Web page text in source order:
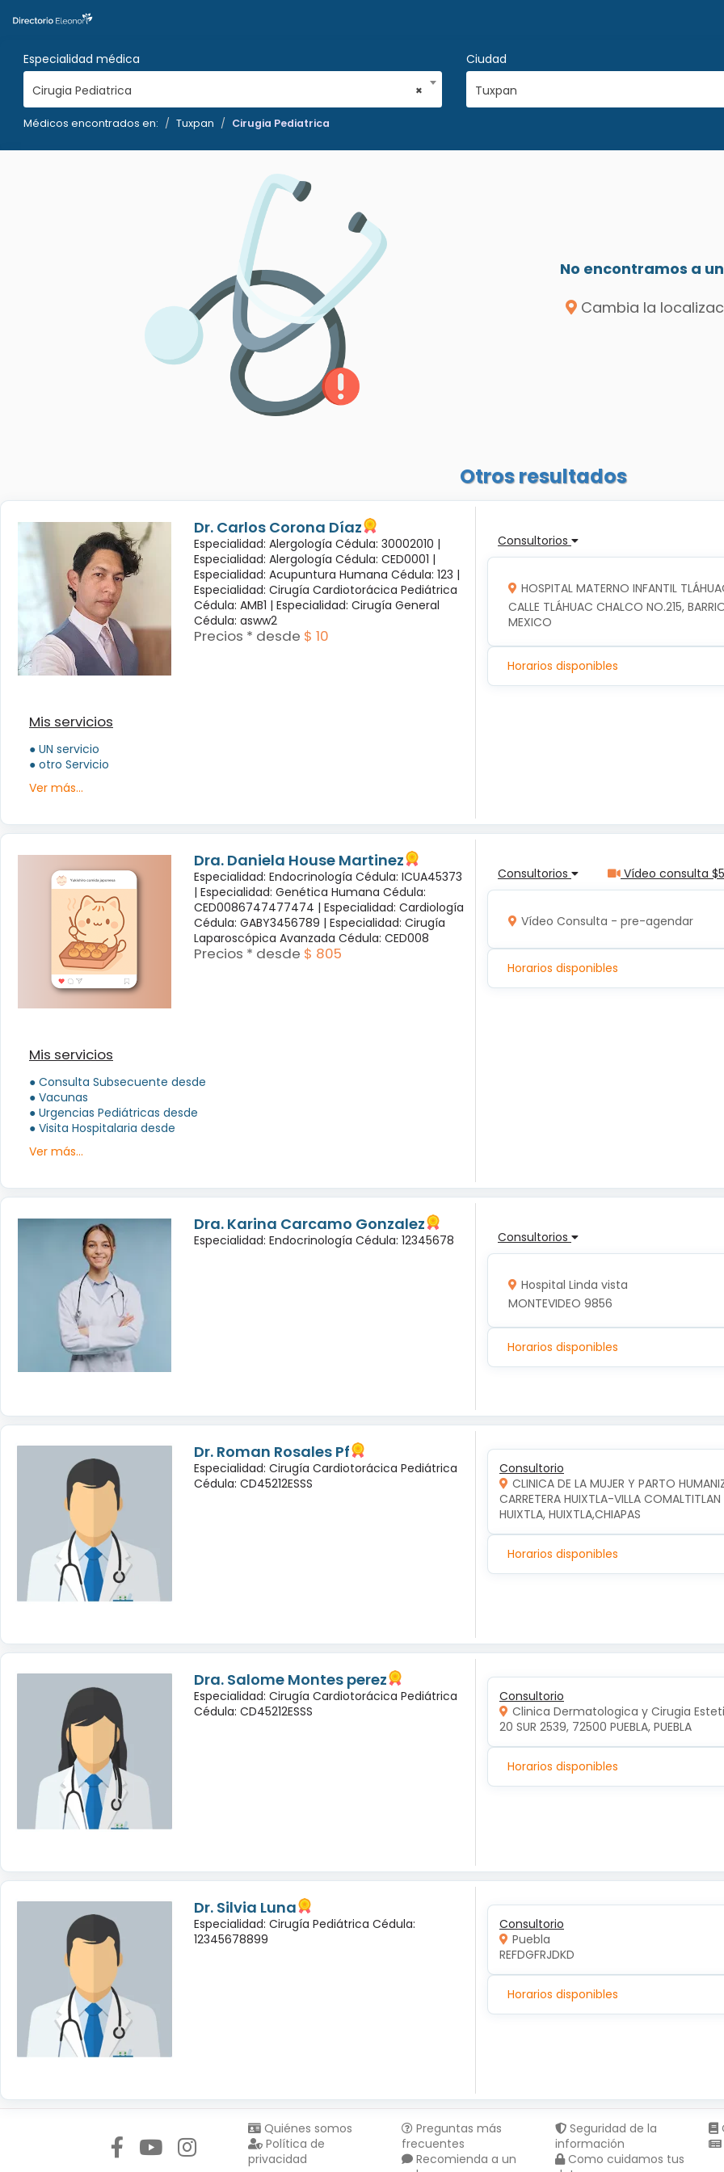
Especialidad médica
×
Cirugia Pediatrica
Ciudad
Tuxpan
Médicos encontrados en: Tuxpan Cirugia Pediatrica
No encontramos a
Cambia la
Otros resultados
Dr. Carlos Corona Díaz
Especialidad: Alergología Cédula: 30002010 |
Especialidad: Alergología Cédula: CED0001 |
Especialidad: Acupuntura Humana Cédula: 123 |
Especialidad: Cirugía Cardiotorácica Pediátrica
Cédula: AMB1 | Especialidad: Cirugía General
Cédula: asww2
Precios * desde $ 10
Mis servicios
● UN servicio
● otro Servicio
Ver más...
Consultorios
HOSPITAL MATERNO INFANTIL
CALLE TLÁHUAC CHALCO NO.215,
MEXICO
Horarios disponibles
Dra. Daniela House Martinez
Especialidad: Endocrinología Cédula: ICUA45373
| Especialidad: Genética Humana Cédula:
CED0086747477474 | Especialidad: Cardiología
Cédula: GABY3456789 | Especialidad: Cirugía
Laparoscópica Avanzada Cédula: CED008
Precios * desde $ 805
Mis servicios
● Consulta Subsecuente desde
● Vacunas
● Urgencias Pediátricas desde
● Visita Hospitalaria desde
Ver más...
Consultorios Vídeo consulta
Vídeo Consulta - pre-agendar
Horarios disponibles
Dra. Karina Carcamo Gonzalez
Especialidad: Endocrinología Cédula: 12345678 Consultorios
Hospital Linda vista
MONTEVIDEO 9856
Horarios disponibles
Dr. Roman Rosales Pf
Especialidad: Cirugía Cardiotorácica Pediátrica
Cédula: CD45212ESSS
Consultorio
CLINICA DE LA MUJER Y PARTO
CARRETERA HUIXTLA-VILLA
HUIXTLA, HUIXTLA,CHIAPAS
Horarios disponibles
Dra. Salome Montes perez
Especialidad: Cirugía Cardiotorácica Pediátrica
Cédula: CD45212ESSS
Consultorio
Clinica Dermatologica y Cirugia
20 SUR 2539, 72500 PUEBLA, PUEBLA
Horarios disponibles
Dr. Silvia Luna
Especialidad: Cirugía Pediátrica Cédula:
12345678899
Consultorio
Puebla
REFDGFRJDKD
Horarios disponibles
Quiénes somos
Política de
privacidad
Preguntas más
frecuentes
Recomienda a un
Seguridad de la
información
Como cuidamos tus